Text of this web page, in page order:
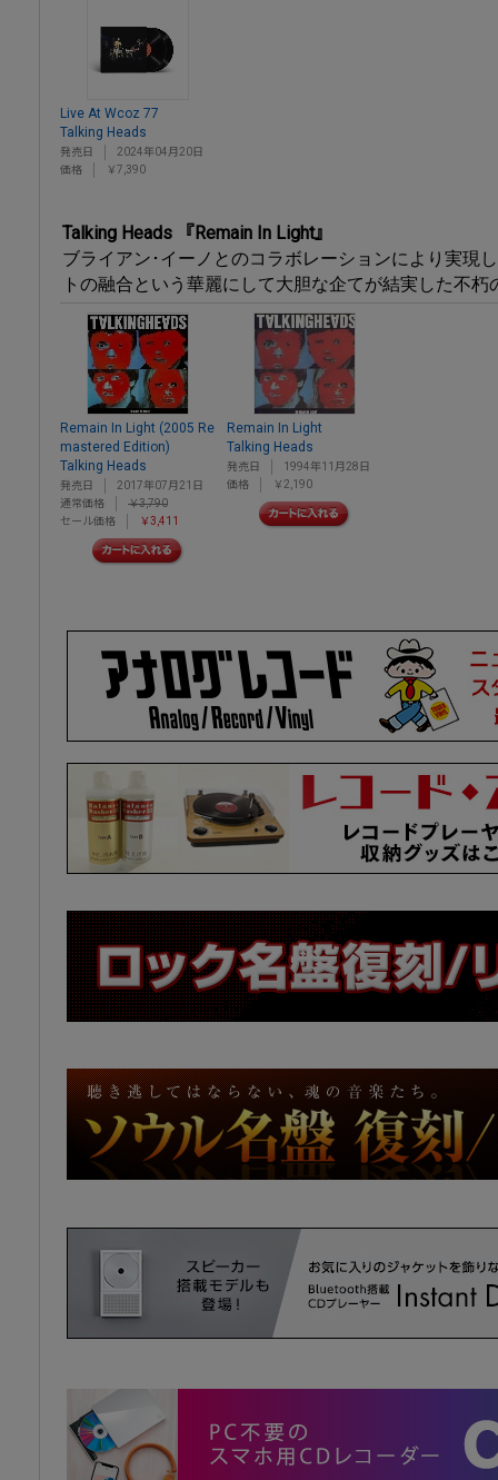
Live At Wcoz 77
Talking Heads
発売日
2024年04月20日
価格
￥7,390
Talking Heads 『Remain In Light』
ブライアン･イーノとのコラボレーションにより実現
トの融合という華麗にして大胆な企てが結実した不朽
Remain In Light (2005 Re
mastered Edition)
Talking Heads
発売日
2017年07月21日
通常価格
￥3,790
セール価格
￥3,411
Remain In Light
Talking Heads
発売日
1994年11月28日
価格
￥2,190